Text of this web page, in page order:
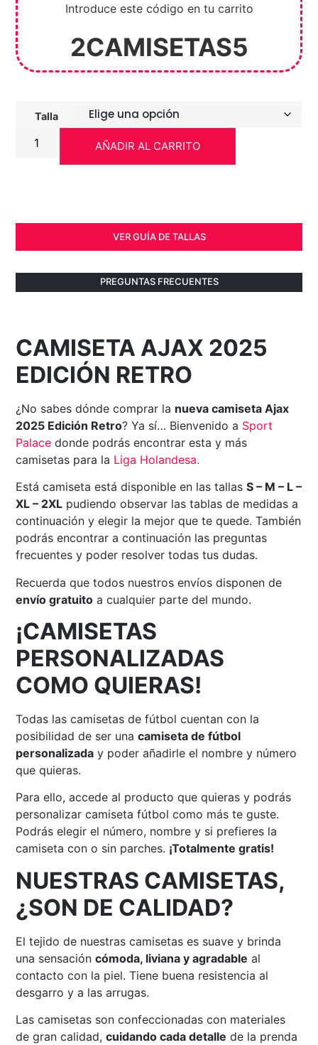
Introduce este código en tu carrito
2CAMISETAS5
Talla
AÑADIR AL CARRITO
VER GUÍA DE TALLAS
PREGUNTAS FRECUENTES
CAMISETA AJAX 2025
EDICIÓN RETRO
¿No sabes dónde comprar la nueva camiseta Ajax
2025 Edición Retro? Ya sí… Bienvenido a Sport
Palace donde podrás encontrar esta y más
camisetas para la Liga Holandesa.
Está camiseta está disponible en las tallasS – M – L –
XL – 2XL pudiendo observar las tablas de medidas a
continuación y elegir la mejor que te quede. También
podrás encontrar a continuación las preguntas
frecuentes y poder resolver todas tus dudas.
Recuerda que todos nuestros envíos disponen de
envío gratuito a cualquier parte del mundo.
¡CAMISETAS
PERSONALIZADAS
COMO QUIERAS!
Todas las camisetas de fútbol cuentan con la
posibilidad de ser unacamiseta de fútbol
personalizada y poder añadirle el nombre y número
que quieras.
Para ello, accede al producto que quieras y podrás
personalizar camiseta fútbol como más te guste.
Podrás elegir el número, nombre y si prefieres la
camiseta con o sin parches. ¡Totalmente gratis!
NUESTRAS CAMISETAS,
¿SON DE CALIDAD?
El tejido de nuestras camisetas es suave y brinda
una sensacióncómoda, liviana y agradable al
contacto con la piel. Tiene buena resistencia al
desgarro y a las arrugas.
Las camisetas son confeccionadas con materiales
de gran calidad,cuidando cada detalle de la prenda